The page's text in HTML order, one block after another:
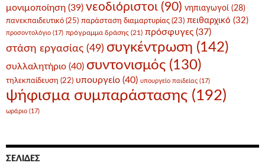
μονιμοποίηση (39) νεοδιόριστοι (90) νηπιαγωγοί (28)
πανεκπαιδευτικό (25) παράσταση διαμαρτυρίας (23) πειθαρχικό (32)
προσοντολόγιο (17) πρόγραμμα δράσης (21) πρόσφυγες (37)
στάση εργασίας (49) συγκέντρωση (142)
συλλαλητήριο (40) συντονισμός (130)
τηλεκπαίδευση (22) υπουργείο (40) υπουργείο παιδείας (17)
ψήφισμα συμπαράστασης (192)
ωράριο (17)
ΣΕΛΊΔΕΣ